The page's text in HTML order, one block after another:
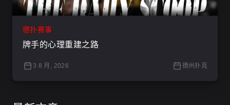
德扑赛事
牌手的心理重建之路
3 8 月, 2026 德州扑克